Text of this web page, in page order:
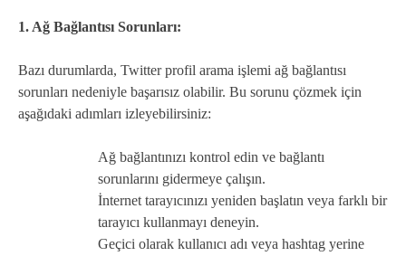
1. Ağ Bağlantısı Sorunları:
Bazı durumlarda, Twitter profil arama işlemi ağ bağlantısı
sorunları nedeniyle başarısız olabilir. Bu sorunu çözmek için
aşağıdaki adımları izleyebilirsiniz:
Ağ bağlantınızı kontrol edin ve bağlantı
sorunlarını gidermeye çalışın.
İnternet tarayıcınızı yeniden başlatın veya farklı bir
tarayıcı kullanmayı deneyin.
Geçici olarak kullanıcı adı veya hashtag yerine